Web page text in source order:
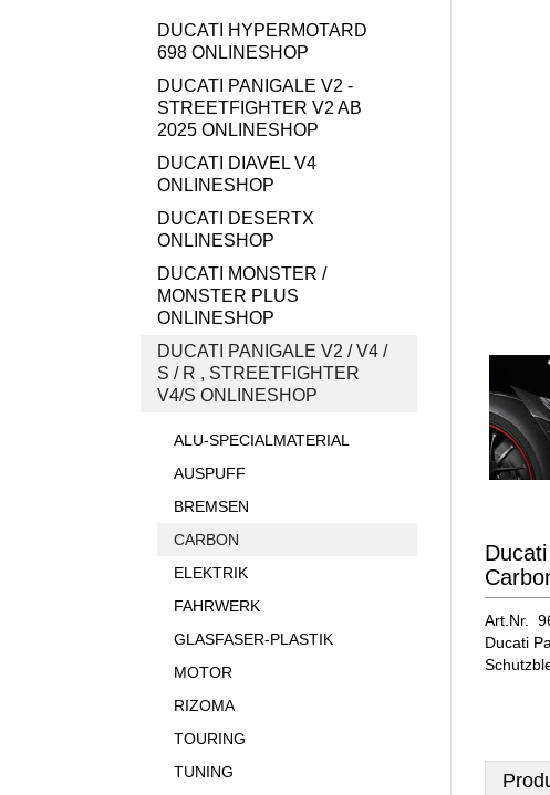
DUCATI HYPERMOTARD
698 ONLINESHOP
DUCATI PANIGALE V2 -
STREETFIGHTER V2 AB
2025 ONLINESHOP
DUCATI DIAVEL V4
ONLINESHOP
DUCATI DESERTX
ONLINESHOP
DUCATI MONSTER /
MONSTER PLUS
ONLINESHOP
DUCATI PANIGALE V2 / V4 /
S / R , STREETFIGHTER
V4/S ONLINESHOP
ALU-SPECIALMATERIAL
AUSPUFF
BREMSEN
CARBON
ELEKTRIK
FAHRWERK
GLASFASER-PLASTIK
MOTOR
RIZOMA
TOURING
TUNING
Art.Nr.
Ducati